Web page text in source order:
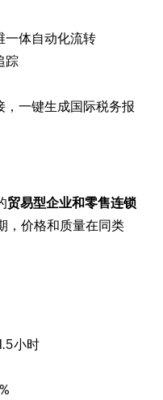
一体自动化流转
踪
一键生成国际税务报
贸易型企业和零售连锁
，价格和质量在同类
小时